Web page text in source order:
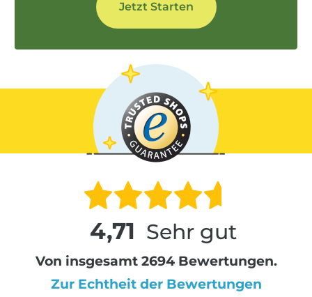
4,71 Sehr gut
Von insgesamt 2694 Bewertungen.
Zur Echtheit der Bewertungen